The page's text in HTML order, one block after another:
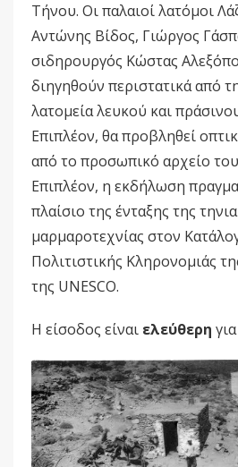
Τήνου. Οι παλαιοί λατόμοι
Αντώνης Βίδος, Γιώργος
σιδηρουργός Κώστας
διηγηθούν περιστατικά από
λατομεία λευκού και
Επιπλέον, θα προβληθεί
από το προσωπικό αρχείο
Επιπλέον, η εκδήλωση
πλαίσιο της ένταξης της
μαρμαροτεχνίας στον
Πολιτιστικής Κληρονομιάς
της UNESCO.
Η είσοδος είναι ελεύθερη